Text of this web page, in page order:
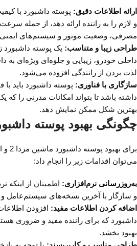
ارائه اطلاعات دقیق: پوسته داشبورد با
و لازم را به راننده ارائه دهد، از جمله
مصرفی، وضعیت موتور و سیستم‌های
طراحی زیبا و متناسب: یک پوسته داشبورد
داخلی خودرو، زیبایی و جلوه‌ای ویژه‌ای
لذت بردن از رانندگی افزوده می‌شود.
سازگاری با فناوری: پوسته داشبورد باید
داشته باشد تا بتواند امکانات مدرنی را که
بهترین شکل ممکن نمایش دهد.
چگونگی بهبود پوسته
می‌توان اقدامات زیر را انجام داد:
به‌روزرسانی نرم‌افزاری: اطمینان از اینکه
و سازگار با آخرین نسخه‌های سیستم‌عامل
اضافه کردن اطلاعات مفید: افزودن
داشبورد که برای راننده مفید و ضروری
بهبود بخشد.